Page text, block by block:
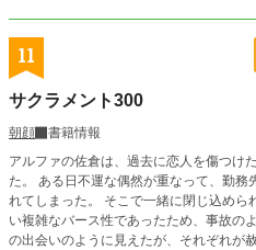
11
サクラメント300
朝顔
書籍情報
アルファの佐倉は、過去に恋人を傷つけ
た。 ある日不運な偶然が重なって、勤務
れてしまった。 そこで一緒に閉じ込めら
い複雑なバース性であったため、事故の
の出会いのように見えたが、それぞれが